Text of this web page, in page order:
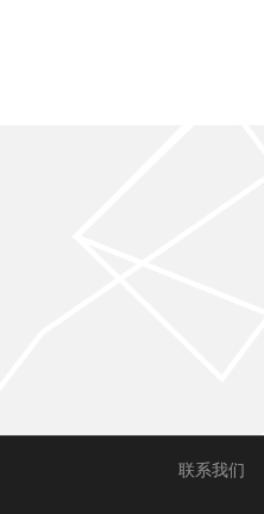
联系我们